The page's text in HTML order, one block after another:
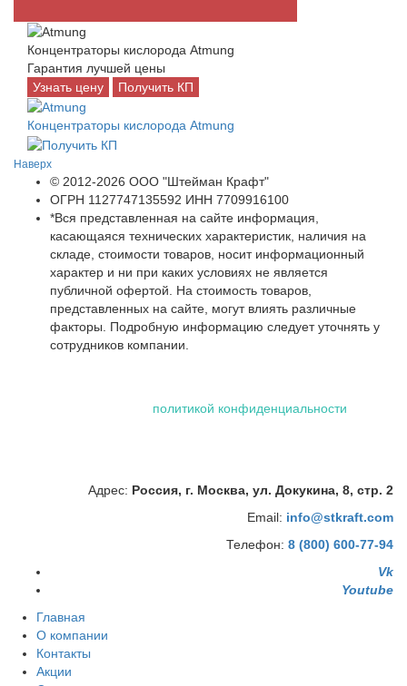
Концентраторы кислорода Atmung
Гарантия лучшей цены
Узнать цену
Получить КП
Концентраторы кислорода Atmung
Наверх
© 2012-2026 ООО "Штейман Крафт"
ОГРН 1127747135592 ИНН 7709916100
*Вся представленная на сайте информация,
касающаяся технических характеристик, наличия на
складе, стоимости товаров, носит информационный
характер и ни при каких условиях не является
публичной офертой. На стоимость товаров,
представленных на сайте, могут влиять различные
факторы. Подробную информацию следует уточнять у
сотрудников компании.
политикой конфиденциальности
Адрес: Россия, г. Москва, ул. Докукина, 8, стр. 2
Email: info@stkraft.com
Телефон: 8 (800) 600-77-94
Vk
Youtube
Главная
О компании
Контакты
Акции